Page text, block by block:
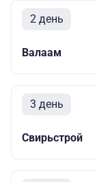
2 день
Валаам
3 день
Свирьстрой